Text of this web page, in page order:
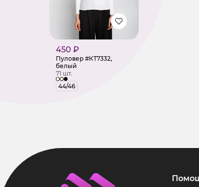
450 ₽
Пуловер #КТ7332,
белый
71 шт.
44/46